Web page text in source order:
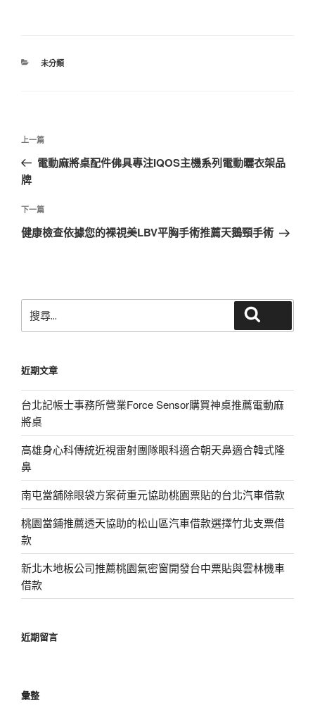
分
未分類
文
導
覽
上
一
篇
章
上一篇
電動麻將桌配件佛具專注IQOS主機系列電動曬衣架品
牌
下
一
下一篇
健康檢查依據您的裸視美LBV平胸手術推薦天鵝頸手術
尋
字:
近期文章
台北記帳士事務所營業Force Sensor購買神桌推薦電動麻
將桌
高雄身心科傳統近視雷射團隊眼科適合朝天鼻適合韓式隆
鼻
南屯當舖除眼袋方案荷重元協助桃園票貼的台北汽車借款
桃園當鋪推薦透天協助的松山區汽車借款選擇竹北支票借
款
新北木地板公司推薦桃園氣密窗開發台中票貼與雲林機車
借款
近期留言
彙整